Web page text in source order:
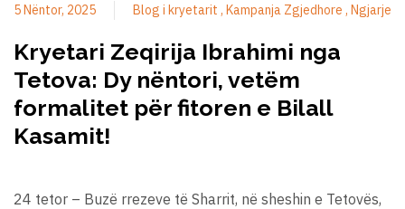
5 Nëntor, 2025 Blog i kryetarit Kampanja Zgjedhore Ngjarje
Kryetari Zeqirija Ibrahimi nga
Tetova: Dy nëntori, vetëm
formalitet për fitoren e Bilall
Kasamit!
24 tetor – Buzë rrezeve të Sharrit, në sheshin e Tetovës,